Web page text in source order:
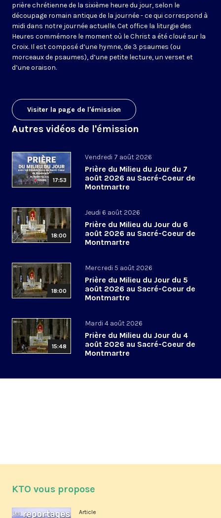
prière chrétienne de la sixième heure du jour, selon le
découpage romain antique de la journée - ce qui correspond à
midi dans notre journée actuelle. Cet office la liturgie des
Heures commémore le moment où le Christ a été cloué sur la
Croix. Il est composé d’une hymne, de 3 psaumes (ou
morceaux de psaumes), d’une petite lecture, un verset et
d’une oraison.
Visiter la page de l'émission
Autres vidéos de l'émission
17:53
Vendredi 7 août 2026
Prière du Milieu du Jour du 7
août 2026 au Sacré-Coeur de
Montmartre
18:00
Jeudi 6 août 2026
Prière du Milieu du Jour du 6
août 2026 au Sacré-Coeur de
Montmartre
18:00
Mercredi 5 août 2026
Prière du Milieu du Jour du 5
août 2026 au Sacré-Coeur de
Montmartre
15:48
Mardi 4 août 2026
Prière du Milieu du Jour du 4
août 2026 au Sacré-Coeur de
Montmartre
KTO vous propose
Article